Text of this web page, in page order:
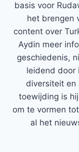
basis voor
het brengen
content over
Aydin meer
geschiedenis,
leidend door
diversiteit en
toewijding is
om te vormen
al het